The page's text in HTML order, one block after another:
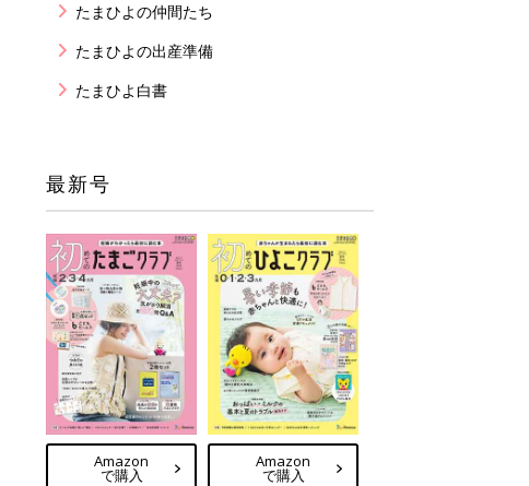
たまひよの仲間たち
たまひよの出産準備
たまひよ白書
最新号
Amazon
で購入
Amazon
で購入